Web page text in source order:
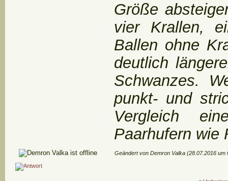
Größe
vier Krallen,
Ballen ohne
deutlich
Schwanzes.
punkt- und
Vergleich
Paarhufern wie
Geändert von Demron Valka (28.07.2016 um